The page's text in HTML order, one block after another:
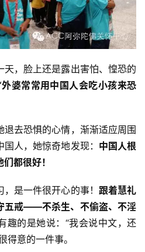
注册
天，脸上还是露出害怕、惶恐的
外婆常常用中国人会吃小孩来恐
退去恐惧的心情，渐渐适应周围
人，她惊奇地发现： 中国人根
都很好！
是一件很开心的事！ 跟着慧礼
五戒——不杀生、不偷盗、不淫
趣的是她说：“我会说中文，还
得意的一件事。